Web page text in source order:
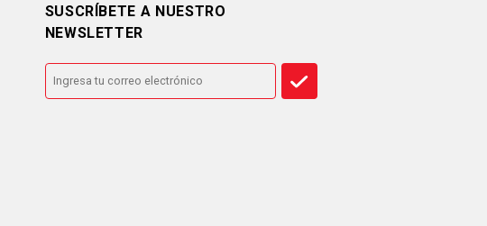
SUSCRÍBETE A NUESTRO
NEWSLETTER